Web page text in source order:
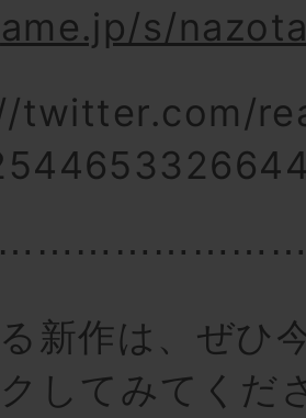
s/
twitter.com/
新作は、ぜひ
してみてくだ